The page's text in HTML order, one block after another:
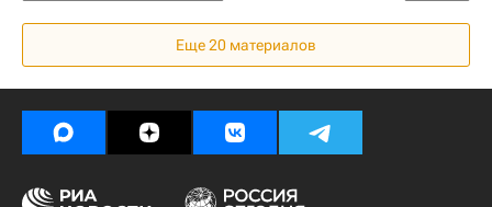
Коммерческая недвижимость
Еще 20 материалов